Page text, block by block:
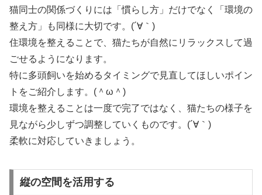
猫同士の関係づくりには「慣らし方」だけでなく「環境の
整え方」も同様に大切です。(´∀｀)
住環境を整えることで、猫たちが自然にリラックスして過
ごせるようになります。
特に多頭飼いを始めるタイミングで見直してほしいポイン
トをご紹介します。(＾ω＾)
環境を整えることは一度で完了ではなく、猫たちの様子を
見ながら少しずつ調整していくものです。(´∀｀)
柔軟に対応していきましょう。
縦の空間を活用する